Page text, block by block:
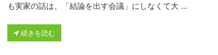
も実家の話は、「結論を出す会議」にしなくて大 …
続きを読む